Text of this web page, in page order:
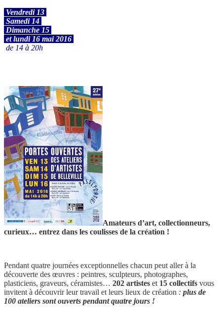
Vendredi 13
Samedi 14
Dimanche 15
et lundi 16 mai 2016
de 14 à 20h
Amateurs d’art, collectionneurs,
curieux… entrez dans les coulisses de la création !
Pendant quatre journées exceptionnelles chacun peut aller à la
découverte des œuvres : peintres, sculpteurs, photographes,
plasticiens, graveurs, céramistes… 202 artistes et 15 collectifs vous
invitent à découvrir leur travail et leurs lieux de création : plus de
100 ateliers sont ouverts pendant quatre jours !